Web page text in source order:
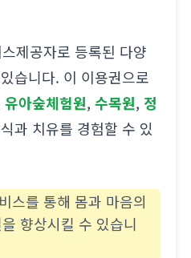
제공자로 등록된 다양
습니다. 이 이용권으로
유아숲체험원,수목원, 정
과 치유를 경험할 수 있
스를 통해 몸과 마음의
향상시킬 수 있습니